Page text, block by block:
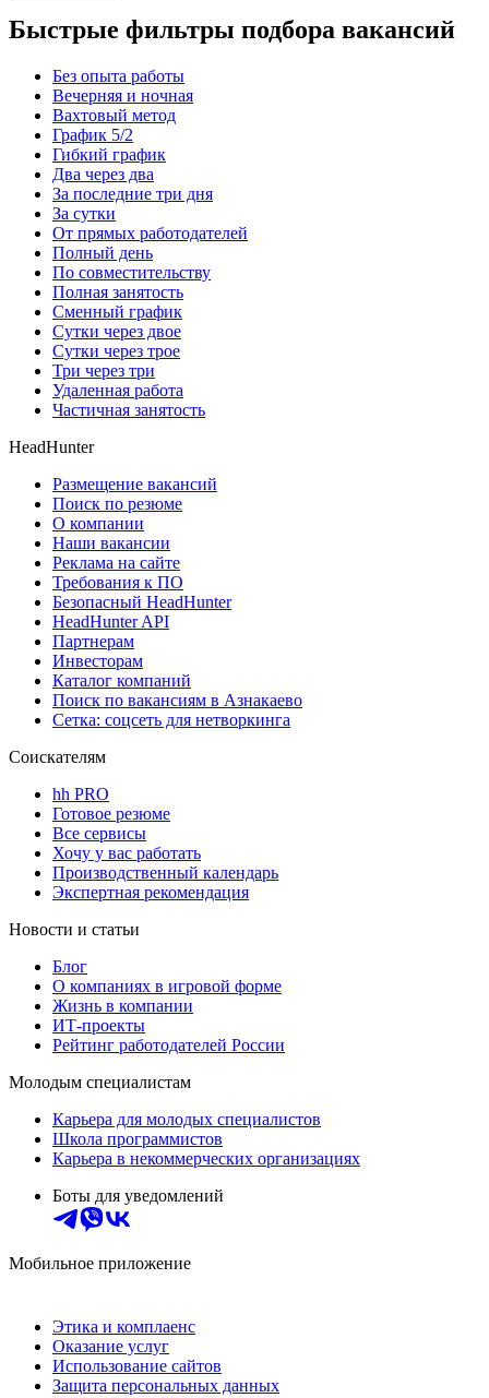
Быстрые фильтры подбора вакансий
Без опыта работы
Вечерняя и ночная
Вахтовый метод
График 5/2
Гибкий график
Два через два
За последние три дня
За сутки
От прямых работодателей
Полный день
По совместительству
Полная занятость
Сменный график
Сутки через двое
Сутки через трое
Три через три
Удаленная работа
Частичная занятость
HeadHunter
Размещение вакансий
Поиск по резюме
О компании
Наши вакансии
Реклама на сайте
Требования к ПО
Безопасный HeadHunter
HeadHunter API
Партнерам
Инвесторам
Каталог компаний
Поиск по вакансиям в Азнакаево
Сетка: соцсеть для нетворкинга
Соискателям
hh PRO
Готовое резюме
Все сервисы
Хочу у вас работать
Производственный календарь
Экспертная рекомендация
Новости и статьи
Блог
О компаниях в игровой форме
Жизнь в компании
ИТ-проекты
Рейтинг работодателей России
Молодым специалистам
Карьера для молодых специалистов
Школа программистов
Карьера в некоммерческих организациях
Боты для уведомлений
Мобильное приложение
Этика и комплаенс
Оказание услуг
Использование сайтов
Защита персональных данных